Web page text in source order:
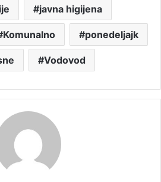
javna higijena
Komunalno ponedeljajk
Vodovod